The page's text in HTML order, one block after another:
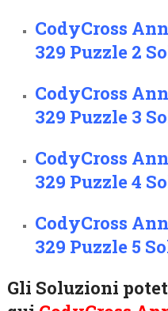
CodyCross
329 Puzzle 2
CodyCross
329 Puzzle 3
CodyCross
329 Puzzle 4
CodyCross
329 Puzzle 5
Gli Soluzioni